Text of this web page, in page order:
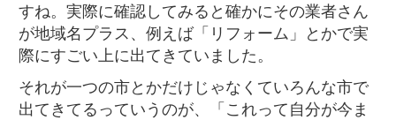
すね。実際に確認してみると確かにその業者さん
が地域名プラス、例えば「リフォーム」とかで実
際にすごい上に出てきていました。
それが一つの市とかだけじゃなくていろんな市で
出てきてるっていうのが、「これって自分が今ま